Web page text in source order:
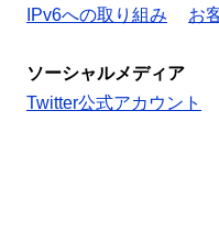
IPv6への取り組み
お
ソーシャルメディア
Twitter公式アカウント